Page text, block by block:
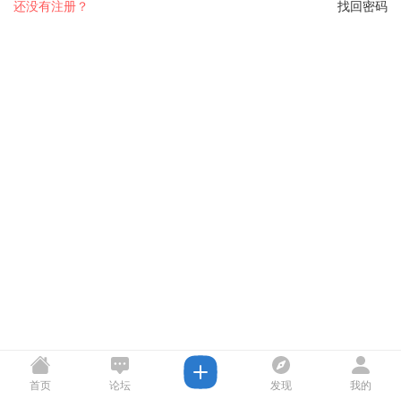
找回密码
还没有注册？
首页 论坛 发现 我的